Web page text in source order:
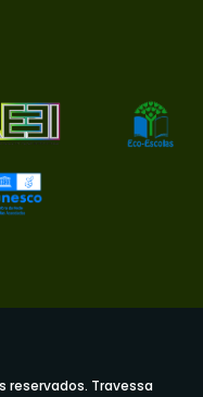
reservados. Travessa